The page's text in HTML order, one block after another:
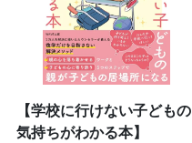
【学校に行けない子どもの
気持ちがわかる本】